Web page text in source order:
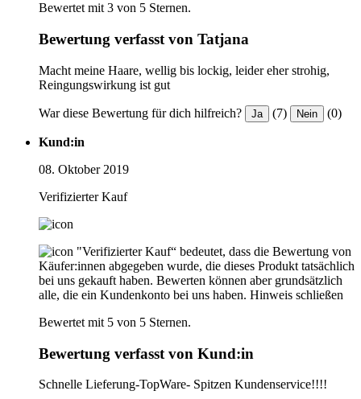
Bewertet mit 3 von 5 Sternen.
Bewertung verfasst von Tatjana
Macht meine Haare, wellig bis lockig, leider eher strohig,
Reingungswirkung ist gut
War diese Bewertung für dich hilfreich? Ja (7) Nein (0)
Kund:in
08. Oktober 2019
Verifizierter Kauf
"Verifizierter Kauf“ bedeutet, dass die Bewertung von
Käufer:innen abgegeben wurde, die dieses Produkt tatsächlich
bei uns gekauft haben. Bewerten können aber grundsätzlich
alle, die ein Kundenkonto bei uns haben. Hinweis schließen
Bewertet mit 5 von 5 Sternen.
Bewertung verfasst von Kund:in
Schnelle Lieferung-TopWare- Spitzen Kundenservice!!!!